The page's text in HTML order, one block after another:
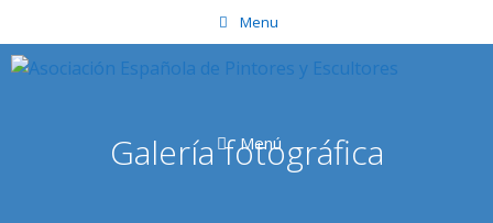
al
contenido
Menu
Menú
Galería fotográfica